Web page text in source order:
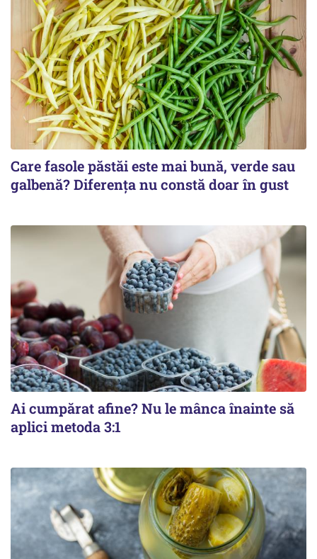
Care fasole păstăi este mai bună, verde sau
galbenă? Diferența nu constă doar în gust
Ai cumpărat afine? Nu le mânca înainte să
aplici metoda 3:1